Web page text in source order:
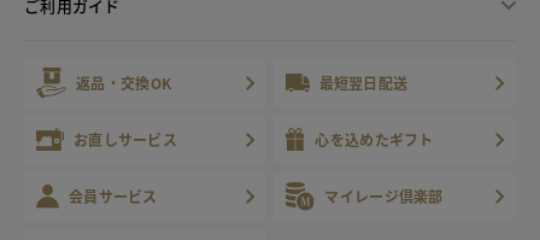
ご利用ガイド
返品・交換OK 最短翌日配送
お直しサービス 心を込めたギフト
会員サービス マイレージ倶楽部